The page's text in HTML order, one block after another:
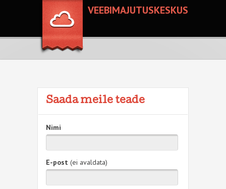
VEEBIMAJUTUSKESKUS
Saada meile teade
Nimi
E-post (ei avaldata)